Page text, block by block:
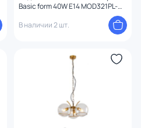
Basic form 40W E14 MOD321PL-
В наличии 2 шт.